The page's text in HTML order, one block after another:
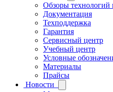
Обзоры технологий
Документация
Техподдержка
Гарантия
Сервисный центр
Учебный центр
Условные
Материалы
Прайсы
Новости